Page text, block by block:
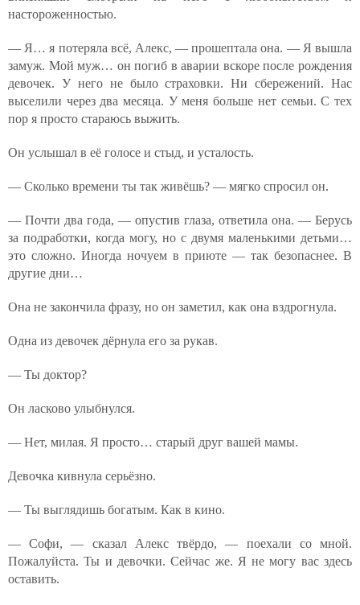
настороженностью.
— Я… я потеряла всё, Алекс, — прошептала она. — Я вышла
замуж. Мой муж… он погиб в аварии вскоре после рождения
девочек. У него не было страховки. Ни сбережений. Нас
выселили через два месяца. У меня больше нет семьи. С тех
пор я просто стараюсь выжить.
Он услышал в её голосе и стыд, и усталость.
— Сколько времени ты так живёшь? — мягко спросил он.
— Почти два года, — опустив глаза, ответила она. — Берусь
за подработки, когда могу, но с двумя маленькими детьми…
это сложно. Иногда ночуем в приюте — так безопаснее. В
другие дни…
Она не закончила фразу, но он заметил, как она вздрогнула.
Одна из девочек дёрнула его за рукав.
— Ты доктор?
Он ласково улыбнулся.
— Нет, милая. Я просто… старый друг вашей мамы.
Девочка кивнула серьёзно.
— Ты выглядишь богатым. Как в кино.
— Софи, — сказал Алекс твёрдо, — поехали со мной.
Пожалуйста. Ты и девочки. Сейчас же. Я не могу вас здесь
оставить.